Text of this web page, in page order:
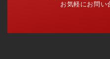
お気軽にお問い